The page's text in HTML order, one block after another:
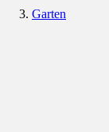
Garten